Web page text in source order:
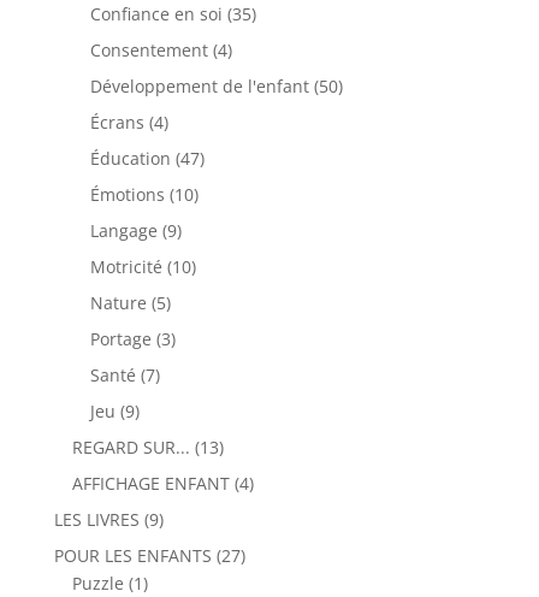
Confiance en soi 3535
Consentement 44
produits
Développement de l'enfant 5050
Écrans 44
produits
Éducation 4747
Émotions 1010
Langage 99
produits
Motricité 1010
Nature 55
produits
Portage 33
Santé 77
Jeu 99
produits
REGARD SUR... 1313
produits
AFFICHAGE ENFANT 44
LES LIVRES 99
produits
POUR LES ENFANTS 2727
Puzzle 11